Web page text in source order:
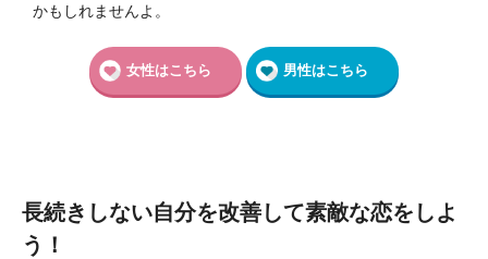
かもしれませんよ。
女性はこちら 男性はこちら
長続きしない自分を改善して素敵な恋をしよ
う！